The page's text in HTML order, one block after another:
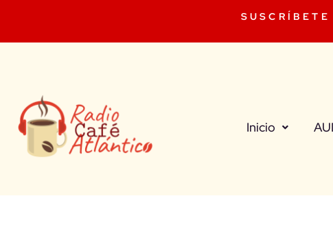
Inicio